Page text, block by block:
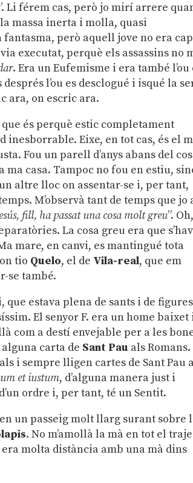
Li férem cas, però jo mirí arrere
massa inerta i molla, quasi
però aquell jove no era cap
executat, perquè els assassins no
. Era un Eufemisme i era també l’ou
l’ou es desclogué i isqué la
ara, on escric ara.
és perquè estic completament
Eixe, en tot cas, és el
Fou un parell d’anys abans del cos
ma casa. Tampoc no fou en estiu,
altre lloc on assentar-se i, per tant,
M’observà tant de temps que jo
fill, ha passat una cosa molt greu”. Oh,
La cosa greu era que
mare, en canvi, es mantingué tota
tio Quelo, el de Vila-real, que em
se també.
estava plena de sants i de
El senyor F. era un home baixet
com a destí envejable per a les
carta de Sant Pau als Romans.
i sempre lligen cartes de Sant Pau
et iustum, d’alguna manera just i
ordre i, per tant, té un Sentit.
un passeig molt llarg surant sobre
. No m’amollà la mà en tot el
molta distància amb una mà dins